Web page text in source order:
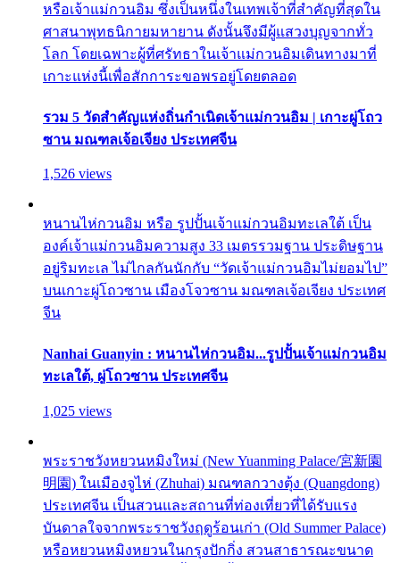
หรือเจ้าแม่กวนอิม ซึ่งเป็นหนึ่งในเทพเจ้าที่สำคัญที่สุดใน
ศาสนาพุทธนิกายมหายาน ดังนั้นจึงมีผู้แสวงบุญจากทั่ว
โลก โดยเฉพาะผู้ที่ศรัทธาในเจ้าแม่กวนอิมเดินทางมาที่
เกาะแห่งนี้เพื่อสักการะขอพรอยู่โดยตลอด
รวม 5 วัดสำคัญแห่งถิ่นกำเนิดเจ้าแม่กวนอิม | เกาะผู่โถว
ซาน มณฑลเจ้อเจียง ประเทศจีน
1,526 views
หนานไห่กวนอิม หรือ รูปปั้นเจ้าแม่กวนอิมทะเลใต้ เป็น
องค์เจ้าแม่กวนอิมความสูง 33 เมตรรวมฐาน ประดิษฐาน
อยู่ริมทะเล ไม่ไกลกันนักกับ “วัดเจ้าแม่กวนอิมไม่ยอมไป”
บนเกาะผู่โถวซาน เมืองโจวซาน มณฑลเจ้อเจียง ประเทศ
จีน
Nanhai Guanyin : หนานไห่กวนอิม...รูปปั้นเจ้าแม่กวนอิม
ทะเลใต้, ผู่โถวซาน ประเทศจีน
1,025 views
พระราชวังหยวนหมิงใหม่ (New Yuanming Palace/宮新園
明園) ในเมืองจูไห่ (Zhuhai) มณฑลกวางตุ้ง (Quangdong)
ประเทศจีน เป็นสวนและสถานที่ท่องเที่ยวที่ได้รับแรง
บันดาลใจจากพระราชวังฤดูร้อนเก่า (Old Summer Palace)
หรือหยวนหมิงหยวนในกรุงปักกิ่ง สวนสาธารณะขนาด